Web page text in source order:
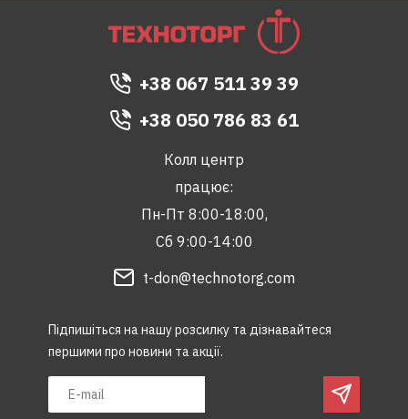
Підпишіться на нашу розсилку та дізнавайтеся
першими про новини та акції.
+38 067 511 39 39
+38 050 786 83 61
Колл центр
працює:
Пн-Пт 8:00-18:00,
Сб 9:00-14:00
t-don@technotorg.com